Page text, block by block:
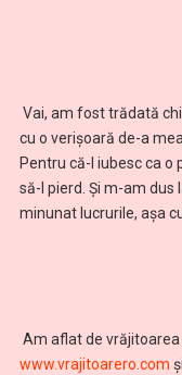
Vai, am fost trădată
cu o verişoară de-a
Pentru că-l iubesc ca o
să-l pierd. Şi m-am dus
minunat lucrurile, așa
Am aflat de vrăjitoarea
www.vrajitoarero.com